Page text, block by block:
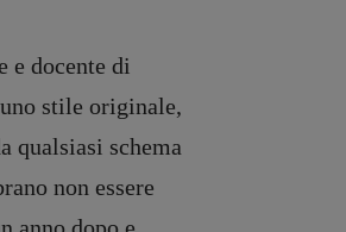
e docente di
stile originale,
qualsiasi schema
non essere